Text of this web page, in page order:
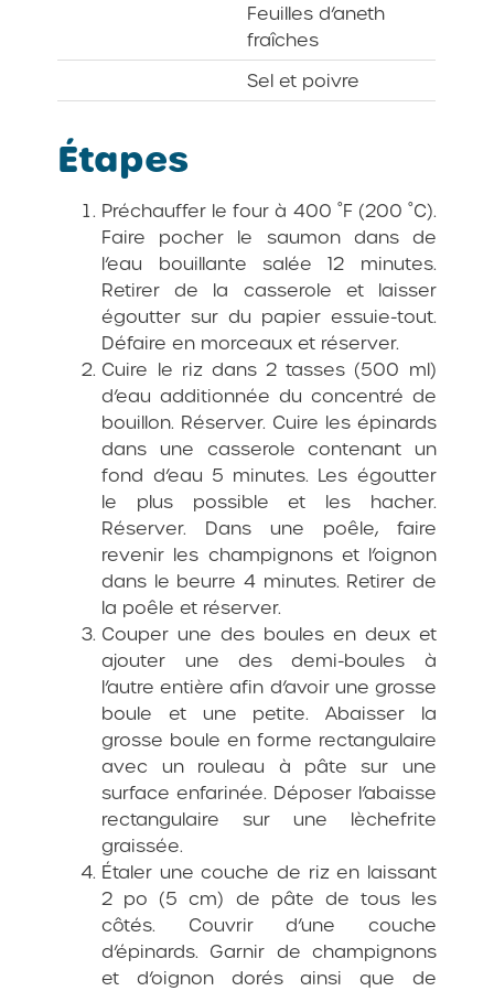
Feuilles d’aneth
fraîches
Sel et poivre
Étapes
Préchauffer le four à 400 ˚F (200 ˚C).
Faire pocher le saumon dans de
l’eau bouillante salée 12 minutes.
Retirer de la casserole et laisser
égoutter sur du papier essuie-tout.
Défaire en morceaux et réserver.
Cuire le riz dans 2 tasses (500 ml)
d’eau additionnée du concentré de
bouillon. Réserver. Cuire les épinards
dans une casserole contenant un
fond d’eau 5 minutes. Les égoutter
le plus possible et les hacher.
Réserver. Dans une poêle, faire
revenir les champignons et l’oignon
dans le beurre 4 minutes. Retirer de
la poêle et réserver.
Couper une des boules en deux et
ajouter une des demi-boules à
l’autre entière afin d’avoir une grosse
boule et une petite. Abaisser la
grosse boule en forme rectangulaire
avec un rouleau à pâte sur une
surface enfarinée. Déposer l’abaisse
rectangulaire sur une lèchefrite
graissée.
Étaler une couche de riz en laissant
2 po (5 cm) de pâte de tous les
côtés. Couvrir d’une couche
d’épinards. Garnir de champignons
et d’oignon dorés ainsi que de